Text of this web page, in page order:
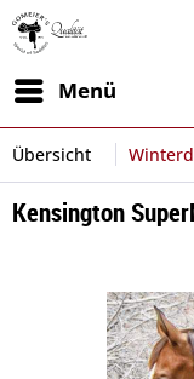
Menü
Übersicht
Kensington